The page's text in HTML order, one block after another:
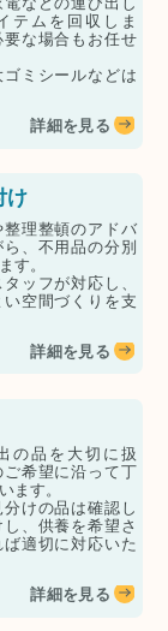
テムを回収しま
な場合もお任せ
ミシールなどは
詳細を見る
け
整理整頓のアドバ
、不用品の分別
す。
ッフが対応し、
空間づくりを支
詳細を見る
の品を大切に扱
ご希望に沿って丁
ます。
けの品は確認し
、供養を希望さ
適切に対応いた
詳細を見る